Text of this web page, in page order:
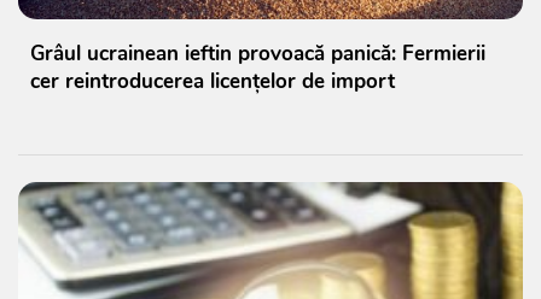
Grâul ucrainean ieftin provoacă panică: Fermierii
cer reintroducerea licențelor de import